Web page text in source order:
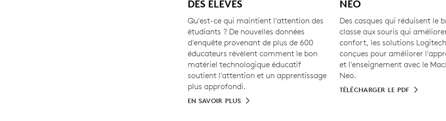
DES ÉLÈVES
Qu'est-ce qui maintient l'attention des
étudiants ? De nouvelles données
d'enquête provenant de plus de 600
éducateurs révèlent comment le bon
matériel technologique éducatif
soutient l'attention et un apprentissage
plus approfondi.
EN SAVOIR PLUS
NEO
Des casques qui réduisent le
classe aux souris qui
confort, les solutions
conçues pour améliorer
et l'enseignement avec le
Neo.
TÉLÉCHARGER LE PDF